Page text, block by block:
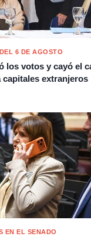
6 DE AGOSTO
los votos y cayó el
capitales extranjeros
EN EL SENADO